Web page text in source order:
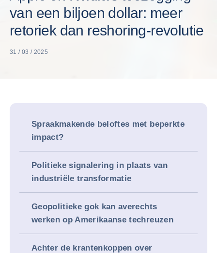
van een biljoen dollar: meer
retoriek dan reshoring-revolutie
31 / 03 / 2025
Spraakmakende beloftes met beperkte
impact?
Politieke signalering in plaats van
industriële transformatie
Geopolitieke gok kan averechts
werken op Amerikaanse techreuzen
Achter de krantenkoppen over